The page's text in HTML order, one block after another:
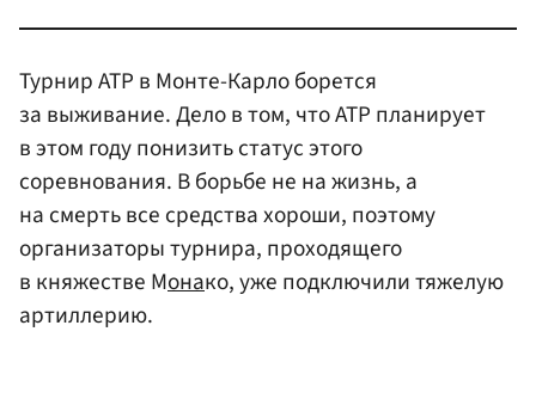
Турнир АТР в Монте-Карло борется
за выживание. Дело в том, что АТР планирует
в этом году понизить статус этого
соревнования. В борьбе не на жизнь, а
на смерть все средства хороши, поэтому
организаторы турнира, проходящего
в княжестве Монако, уже подключили тяжелую
артиллерию.